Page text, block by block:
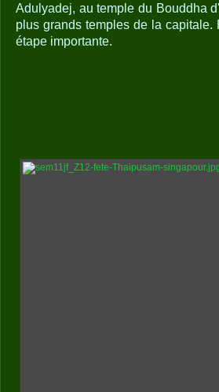
Adulyadej, au temple du Bouddha
plus grands temples de la
étape importante.